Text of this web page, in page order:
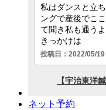
ネット予約